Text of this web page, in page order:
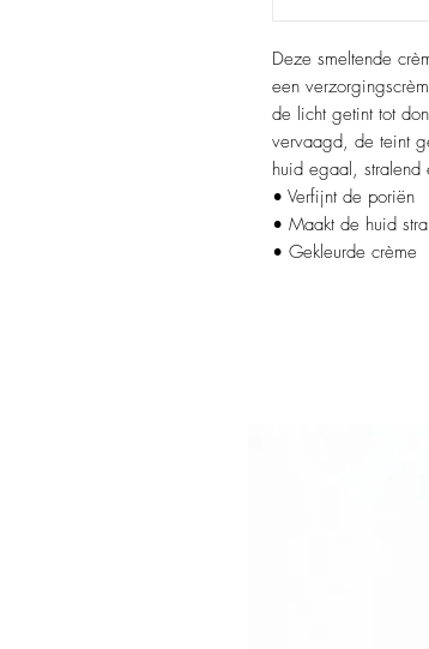
Deze smeltende
een
de licht getint tot
vervaagd, de teint
huid egaal, stralend
• Verfijnt de poriën
• Maakt de huid
• Gekleurde crème